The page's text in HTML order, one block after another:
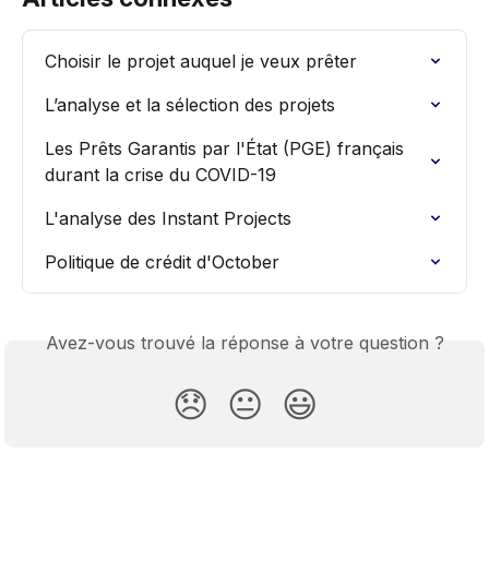
Choisir le projet auquel je veux prêter
L’analyse et la sélection des projets
Les Prêts Garantis par l'État (PGE) français
durant la crise du COVID-19
L'analyse des Instant Projects
Politique de crédit d'October
Avez-vous trouvé la réponse à votre question ?
😞 😐 😃